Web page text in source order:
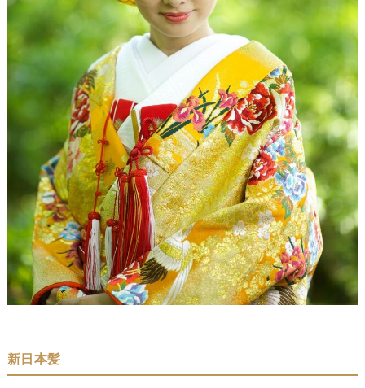
新日本髪